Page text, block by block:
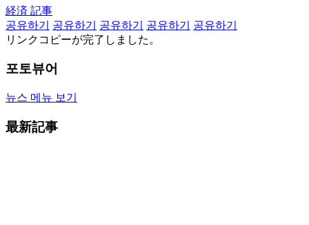
経済 記事
공유하기
공유하기 공유하기 공유하기
공유하기
リンクコピーが完了しました。
포토뷰어
뉴스 메뉴 보기
最新記事